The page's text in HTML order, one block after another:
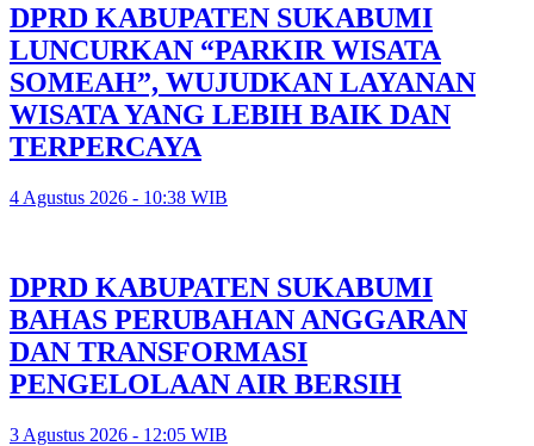
DPRD KABUPATEN SUKABUMI
LUNCURKAN “PARKIR WISATA
SOMEAH”, WUJUDKAN LAYANAN
WISATA YANG LEBIH BAIK DAN
TERPERCAYA
4 Agustus 2026 - 10:38 WIB
DPRD KABUPATEN SUKABUMI
BAHAS PERUBAHAN ANGGARAN
DAN TRANSFORMASI
PENGELOLAAN AIR BERSIH
3 Agustus 2026 - 12:05 WIB